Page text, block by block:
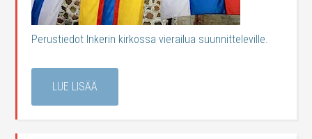
Perustiedot Inkerin kirkossa vierailua suunnitteleville.
LUE LISÄÄ